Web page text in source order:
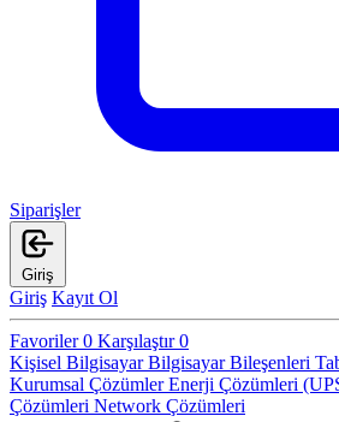
Siparişler
Giriş
Giriş Kayıt Ol
Favoriler0 Karşılaştır0
Kişisel BilgisayarBilgisayar Bileşenleri
Kurumsal ÇözümlerEnerji Çözümleri
Çözümleri Network Çözümleri